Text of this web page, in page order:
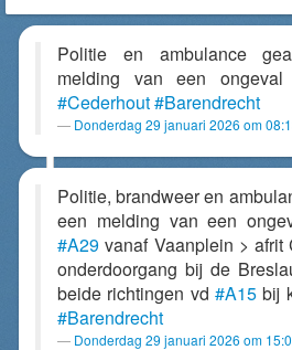
Politie en ambulance
melding van een
#Cederhout#Barendrecht
Donderdag 29 januari 2026 om
Politie, brandweer en
een melding van een
#A29 vanaf Vaanplein >
onderdoorgang bij de
beide richtingen vd #A15 bij
#Barendrecht
Donderdag 29 januari 2026 om